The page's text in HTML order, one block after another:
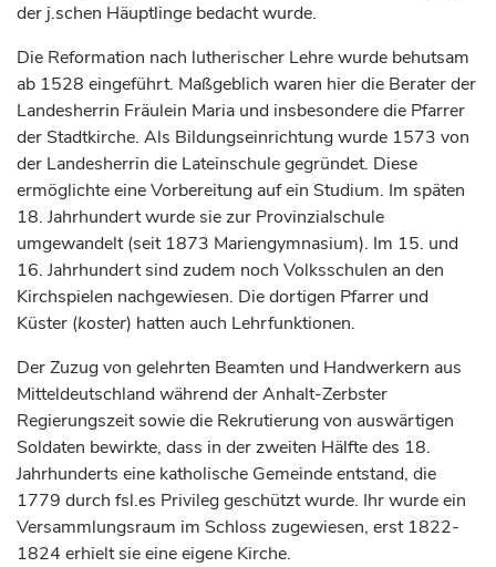
der j.schen Häuptlinge bedacht wurde.
Die Reformation nach lutherischer Lehre wurde behutsam
ab 1528 eingeführt. Maßgeblich waren hier die Berater der
Landesherrin Fräulein Maria und insbesondere die Pfarrer
der Stadtkirche. Als Bildungseinrichtung wurde 1573 von
der Landesherrin die Lateinschule gegründet. Diese
ermöglichte eine Vorbereitung auf ein Studium. Im späten
18. Jahrhundertwurde sie zur Provinzialschule
umgewandelt (seit 1873 Mariengymnasium). Im 15. und
16. Jahrhundertsind zudem noch Volksschulen an den
Kirchspielen nachgewiesen. Die dortigen Pfarrer und
Küster (koster) hatten auch Lehrfunktionen.
Der Zuzug von gelehrten Beamten und Handwerkern aus
Mitteldeutschland während der Anhalt-Zerbster
Regierungszeit sowie die Rekrutierung von auswärtigen
Soldaten bewirkte, dass in der zweiten Hälfte des 18.
Jahrhunderts eine katholische Gemeinde entstand, die
1779 durch fsl.es Privileg geschützt wurde. Ihr wurde ein
Versammlungsraum im Schloss zugewiesen, erst 1822-
1824 erhielt sie eine eigene Kirche.